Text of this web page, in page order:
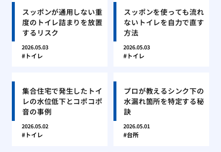
スッポンが通用しない重
度のトイレ詰まりを放置
するリスク
2026.05.03
トイレ
スッポンを使っても流れ
ないトイレを自力で直す
方法
2026.05.03
トイレ
集合住宅で発生したトイ
レの水位低下とコポコポ
音の事例
2026.05.02
トイレ
プロが教えるシンク下の
水漏れ箇所を特定する秘
訣
2026.05.01
台所